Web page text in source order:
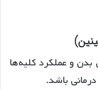
و عملکرد کلیه‌ها
باشد.